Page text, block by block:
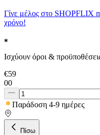
Γίνε μέλος στο SHOPFLIX
χρόνο!
Ισχύουν όροι &
€59
00
Παράδοση 4-9 ημέρες
Πίσω